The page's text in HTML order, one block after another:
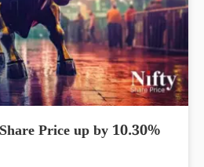
Price up by 10.30%